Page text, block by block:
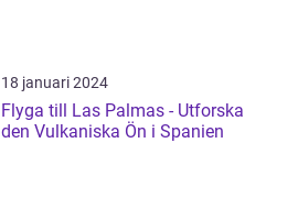
18 januari 2024
Flyga till Las Palmas - Utforska
den Vulkaniska Ön i Spanien